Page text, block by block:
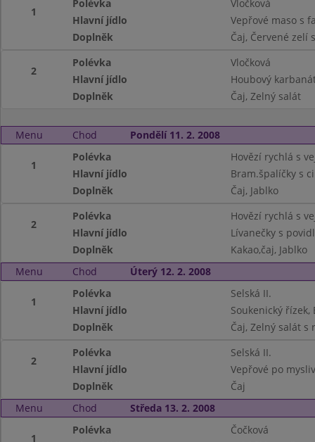
1
Polévka
Vločková
Hlavní jídlo
Vepřové maso s
Doplněk
Čaj, Červené zelí
2
Polévka
Vločková
Hlavní jídlo
Houbový
Doplněk
Čaj, Zelný salát
Menu Chod Pondělí 11. 2. 2008
1
Polévka
Hovězí rychlá s
Hlavní jídlo
Bram.špalíčky s
Doplněk
Čaj, Jablko
2
Polévka
Hovězí rychlá s
Hlavní jídlo
Lívanečky s
Doplněk
Kakao,čaj, Jablko
Menu
Chod Úterý 12. 2. 2008
1
Polévka
Selská II.
Hlavní jídlo
Soukenický
Doplněk
Čaj, Zelný salát s
2
Polévka
Selská II.
Hlavní jídlo
Vepřové po
Doplněk
Čaj
Menu
Chod Středa 13. 2. 2008
1
Polévka
Čočková